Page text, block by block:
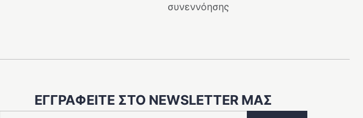
συνεννόησης
ΕΓΓΡΑΦΕΊΤΕ ΣΤΟ NEWSLETTER ΜΑΣ